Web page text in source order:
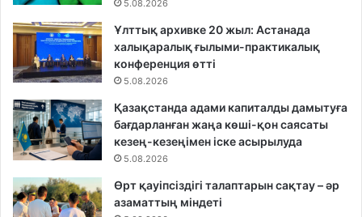
5.08.2026
Ұлттық архивке 20 жыл: Астанада
халықаралық ғылыми-практикалық
конференция өтті
5.08.2026
Қазақстанда адами капиталды дамытуға
бағдарланған жаңа көші-қон саясаты
кезең-кезеңімен іске асырылуда
5.08.2026
Өрт қауіпсіздігі талаптарын сақтау – әр
азаматтың міндеті